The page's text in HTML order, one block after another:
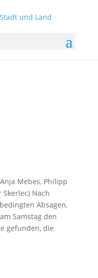
Mebes, Philipp
Nach
Absagen,
Samstag den
gefunden, die